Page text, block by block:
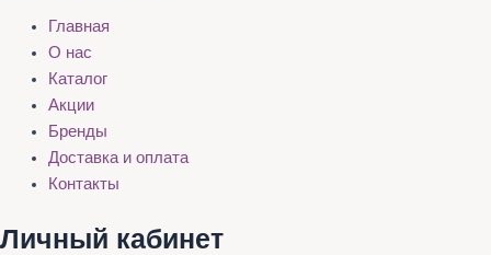
Главная
О нас
Каталог
Акции
Бренды
Доставка и оплата
Контакты
Личный кабинет